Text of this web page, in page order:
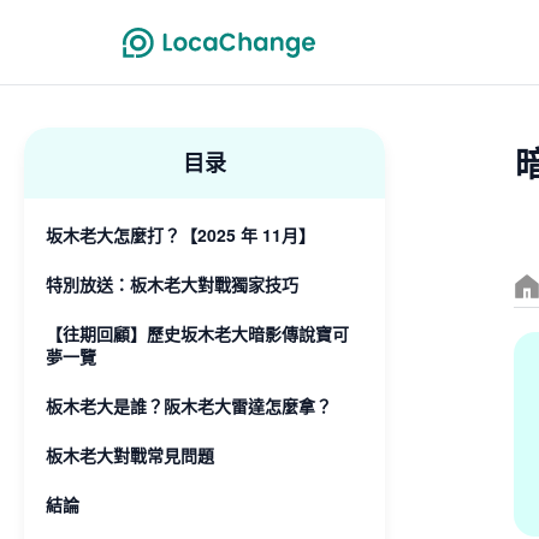
目录
坂木老大怎麼打？【2025 年 11月】
特別放送：板木老大對戰獨家技巧
【往期回顧】歷史坂木老大暗影傳說寶可
夢一覽
板木老大是誰？阪木老大雷達怎麼拿？
板木老大對戰常見問題
結論